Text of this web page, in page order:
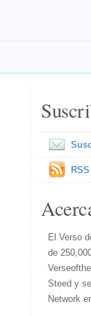
RSS
El Verso
de
Steed y
Network